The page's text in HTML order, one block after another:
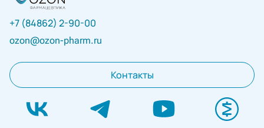
+7 (84862) 2-90-00
ozon@ozon-pharm.ru
Контакты